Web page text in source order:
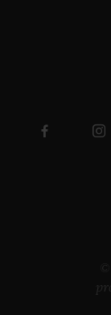
©